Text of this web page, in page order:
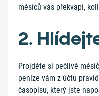
měsíců vás překvapí,
2.
Projděte si pečlivě
peníze vám z účtu
časopisu, který jste